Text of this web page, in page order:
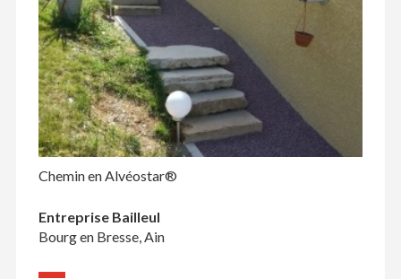
Chemin en Alvéostar®
Entreprise Bailleul
Bourg en Bresse, Ain